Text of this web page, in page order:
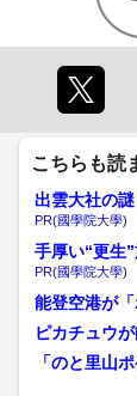
こちらも読
出雲大社の
PR(國學院大學)
手厚い“更生
PR(國學院大學)
能登空港が
定、子ども
ピカチュウ
初日の熱狂
「のと里山